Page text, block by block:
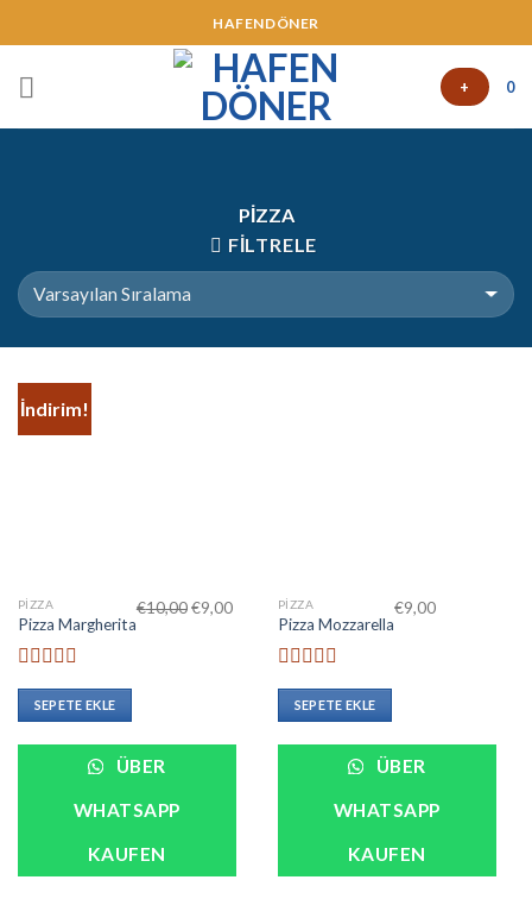
HAFENDÖNER
+ 0
PIZZA
FILTRELE
İndirim!
PIZZA
Pizza Margherita
5
üzerinden
0
oy
€10,00 €9,00
SEPETE EKLE
ÜBER
WHATSAPP
KAUFEN
PIZZA
Pizza Mozzarella
5
üzerinden
0
oy
€9,00
SEPETE EKLE
ÜBER
WHATSAPP
KAUFEN